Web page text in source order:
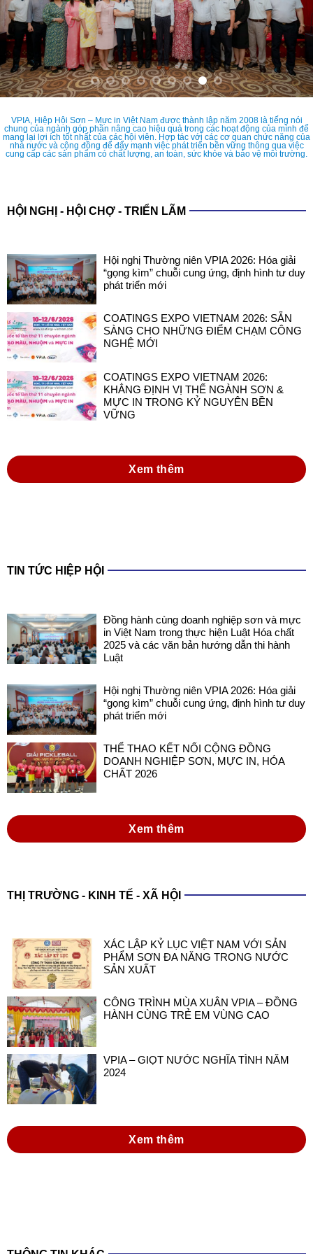
VPIA, Hiệp Hội Sơn – Mực in Việt Nam được thành lập năm 2008 là tiếng nói
chung của ngành góp phần nâng cao hiệu quả trong các hoạt động của mình để
mang lại lợi ích tốt nhất của các hội viên. Hợp tác với các cơ quan chức năng của
nhà nước và cộng đồng để đẩy mạnh việc phát triển bền vững thông qua việc
cung cấp các sản phẩm có chất lượng, an toàn, sức khỏe và bảo vệ môi trường.
HỘI NGHỊ - HỘI CHỢ - TRIỂN LÃM
Hội nghị Thường niên VPIA 2026: Hóa giải
“gọng kìm” chuỗi cung ứng, định hình tư duy
phát triển mới
COATINGS EXPO VIETNAM 2026: SẴN
SÀNG CHO NHỮNG ĐIỂM CHẠM CÔNG
NGHỆ MỚI
COATINGS EXPO VIETNAM 2026:
KHẲNG ĐỊNH VỊ THẾ NGÀNH SƠN &
MỰC IN TRONG KỶ NGUYÊN BỀN
VỮNG
Xem thêm
TIN TỨC HIỆP HỘI
Đồng hành cùng doanh nghiệp sơn và mực
in Việt Nam trong thực hiện Luật Hóa chất
2025 và các văn bản hướng dẫn thi hành
Luật
Hội nghị Thường niên VPIA 2026: Hóa giải
“gọng kìm” chuỗi cung ứng, định hình tư duy
phát triển mới
THỂ THAO KẾT NỐI CỘNG ĐỒNG
DOANH NGHIỆP SƠN, MỰC IN, HÓA
CHẤT 2026
Xem thêm
THỊ TRƯỜNG - KINH TẾ - XÃ HỘI
XÁC LẬP KỶ LỤC VIỆT NAM VỚI SẢN
PHẨM SƠN ĐA NĂNG TRONG NƯỚC
SẢN XUẤT
CÔNG TRÌNH MÙA XUÂN VPIA – ĐỒNG
HÀNH CÙNG TRẺ EM VÙNG CAO
VPIA – GIỌT NƯỚC NGHĨA TÌNH NĂM
2024
Xem thêm